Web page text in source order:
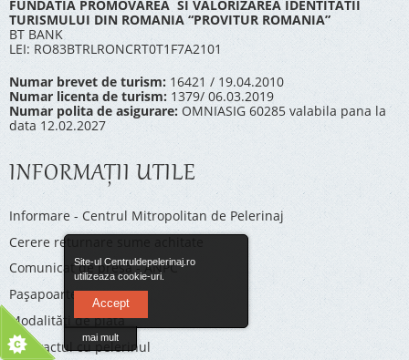
Site-ul Centruldepelerinaj.ro
utilizeaza cookie-uri.
Accept
mai mult
FUNDATIA PROMOVAREA SI VALORIZAREA IDENTITATII
TURISMULUI DIN ROMANIA “PROVITUR ROMANIA”
BT BANK
LEI: RO83BTRLRONCRT0T1F7A2101
Numar brevet de turism: 16421 / 19.04.2010
Numar licenta de turism: 1379/ 06.03.2019
Numar polita de asigurare: OMNIASIG 60285 valabila pana la
data 12.02.2027
INFORMAŢII UTILE
Informare - Centrul Mitropolitan de Pelerinaj
Cerere returnare sume achitate
Comunicat de presă - ANPC
Pașapoarte
Modalități de plată
Contractul cu pelerinul